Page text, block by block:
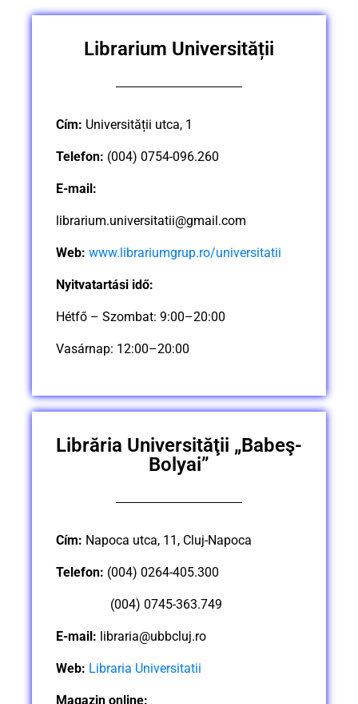
Librarium Universității
Cím: Universității utca, 1
Telefon: (004) 0754-096.260
E-mail:
librarium.universitatii@gmail.com
Web: www.librariumgrup.ro/universitatii
Nyitvatartási idő:
Hétfő – Szombat: 9:00–20:00
Vasárnap: 12:00–20:00
Librăria Universităţii „Babeş-
Bolyai”
Cím: Napoca utca, 11, Cluj-Napoca
Telefon: (004) 0264-405.300
(004) 0745-363.749
E-mail: libraria@ubbcluj.ro
Web: Libraria Universitatii
Magazin online: